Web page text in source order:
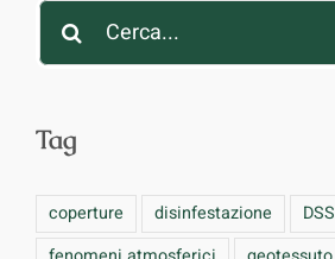
Cerca
per:
Tag
coperture disinfestazione
DSS